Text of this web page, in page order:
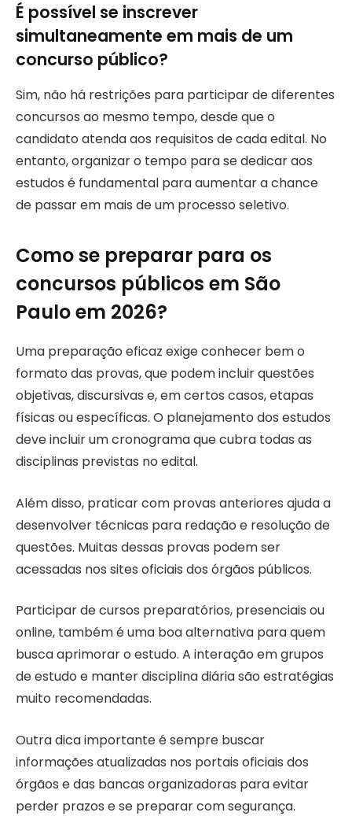
É possível se inscrever
simultaneamente em mais de um
concurso público?
Sim, não há restrições para participar de diferentes
concursos ao mesmo tempo, desde que o
candidato atenda aos requisitos de cada edital. No
entanto, organizar o tempo para se dedicar aos
estudos é fundamental para aumentar a chance
de passar em mais de um processo seletivo.
Como se preparar para os
concursos públicos em São
Paulo em 2026?
Uma preparação eficaz exige conhecer bem o
formato das provas, que podem incluir questões
objetivas, discursivas e, em certos casos, etapas
físicas ou específicas. O planejamento dos estudos
deve incluir um cronograma que cubra todas as
disciplinas previstas no edital.
Além disso, praticar com provas anteriores ajuda a
desenvolver técnicas para redação e resolução de
questões. Muitas dessas provas podem ser
acessadas nos sites oficiais dos órgãos públicos.
Participar de cursos preparatórios, presenciais ou
online, também é uma boa alternativa para quem
busca aprimorar o estudo. A interação em grupos
de estudo e manter disciplina diária são estratégias
muito recomendadas.
Outra dica importante é sempre buscar
informações atualizadas nos portais oficiais dos
órgãos e das bancas organizadoras para evitar
perder prazos e se preparar com segurança.